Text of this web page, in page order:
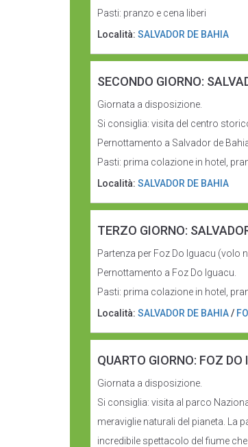
Pasti: pranzo e cena liberi
Località: SALVADOR DE BAHIA
SECONDO GIORNO:
Giornata a disposizione.
Si consiglia: visita del centro
Pernottamento a Salvador de
Pasti: prima colazione in hotel,
Località: SALVADOR DE BAHIA
TERZO GIORNO:
Partenza per Foz Do Iguacu (volo
Pernottamento a Foz Do Iguacu.
Pasti: prima colazione in hotel,
Località: SALVADOR DE BAHIA/
QUARTO GIORNO: FOZ DO
Giornata a disposizione.
Si consiglia: visita al parco
meraviglie naturali del pianeta. La
incredibile spettacolo del fiume